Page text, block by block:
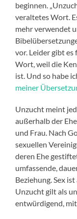
beginnen.
veraltetes Wort.
mehr verwendet
vor. Leider gibt es
Wort, weil die
ist. Und so habe
meiner
Unzucht meint
außerhalb der
und Frau. Nach
sexuellen
deren Ehe
umfassende,
Beziehung. Sex
Unzucht gilt als
entwürdigend,